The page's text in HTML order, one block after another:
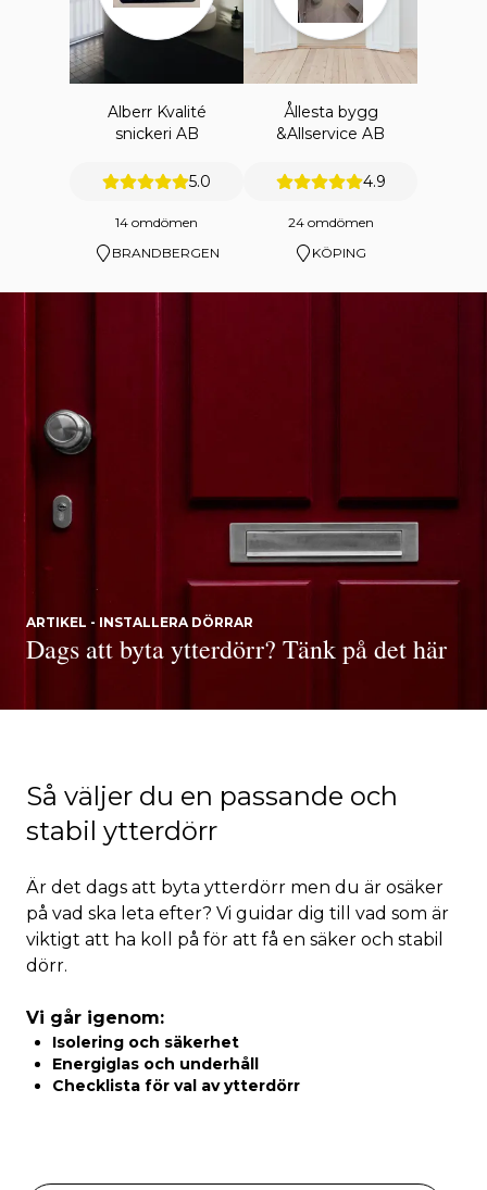
Alberr Kvalité
snickeri AB
5.0
14 omdömen
BRANDBERGEN
Ållesta bygg
&Allservice AB
4.9
24 omdömen
KÖPING
Så väljer du en passande och
stabil ytterdörr
Är det dags att byta ytterdörr men du är osäker
på vad ska leta efter? Vi guidar dig till vad som är
viktigt att ha koll på för att få en säker och stabil
dörr.
Vi går igenom:
Isolering och säkerhet
Energiglas och underhåll
Checklista för val av ytterdörr
ARTIKEL - INSTALLERA DÖRRAR
Dags att byta ytterdörr? Tänk på det här